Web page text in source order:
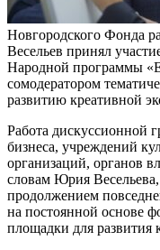
Новгородского Фонда
Весельев принял
Народной программы
сомодератором
развитию креативной
Работа дискуссионной
бизнеса, учреждений
организаций, органов
словам Юрия
продолжением
на постоянной основе
площадки для развития